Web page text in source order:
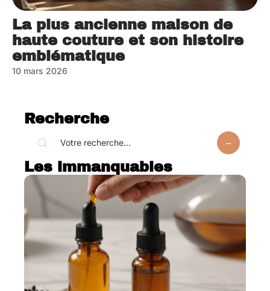
La plus ancienne maison de
haute couture et son histoire
emblématique
10 mars 2026
Recherche
Les immanquables